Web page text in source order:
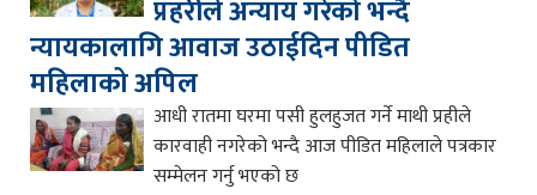
प्रहरीले अन्याय गरेको भन्दै
न्यायकालागि आवाज उठाईदिन पीडित
महिलाको अपिल
आधी रातमा घरमा पसी हुलहुजत गर्ने माथी प्रहीले
कारवाही नगरेको भन्दै आज पीडित महिलाले पत्रकार
सम्मेलन गर्नु भएको छ